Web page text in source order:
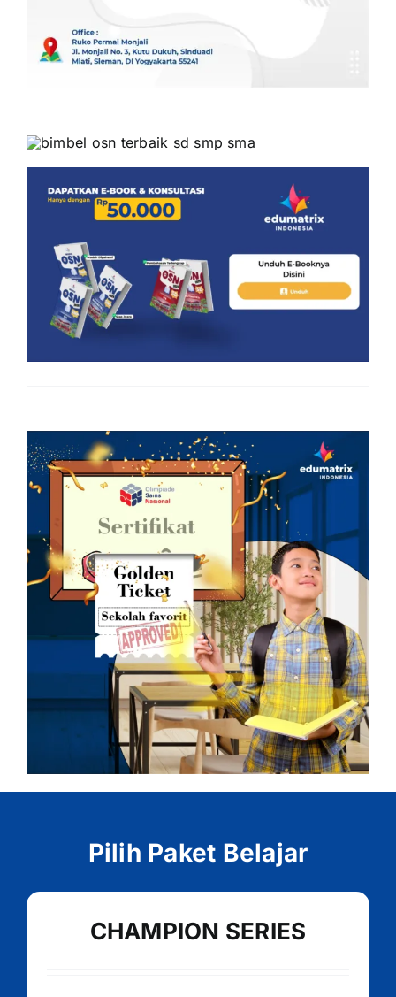
Pilih Paket Belajar
CHAMPION SERIES